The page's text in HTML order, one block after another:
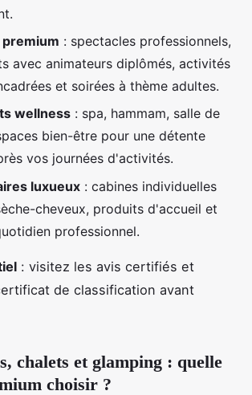
: spectacles professionnels,
avec animateurs diplômés, activités
et soirées à thème adultes.
wellness : spa, hammam, salle de
bien-être pour une détente
vos journées d'activités.
luxueux : cabines individuelles
cheveux, produits d'accueil et
professionnel.
: visitez les avis certifiés et
de classification avant
chalets et glamping : quelle
choisir ?